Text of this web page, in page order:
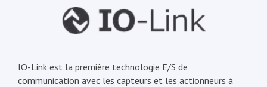
IO-Link est la première technologie E/S de
communication avec les capteurs et les actionneurs à